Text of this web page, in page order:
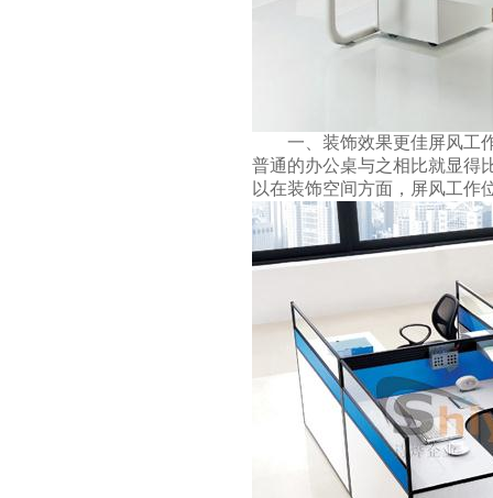
一、装饰效果更佳屏风工作
普通的办公桌与之相比就显得
以在装饰空间方面，屏风工作